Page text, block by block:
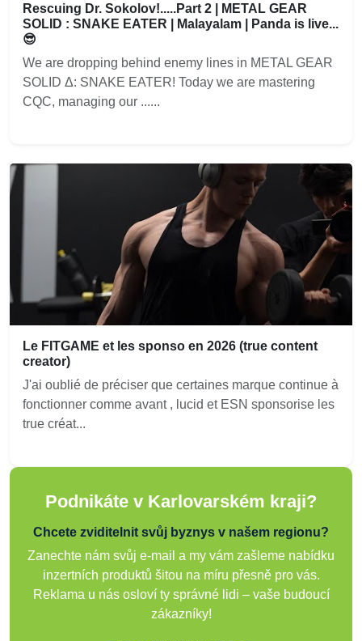
Rescuing Dr. Sokolov!.....Part 2 | METAL GEAR
SOLID : SNAKE EATER | Malayalam | Panda is live...
😎
We are dropping behind enemy lines in METAL GEAR
SOLID Δ: SNAKE EATER! Today we are mastering
CQC, managing our ......
Le FITGAME et les sponso en 2026 (true content
creator)
J'ai oublié de préciser que certaines marque continue à
fonctionner comme avant , lucid et ESN sponsorise les
true créat...
Podnikáte v Karlovarském kraji?
Chcete zviditelnit svůj byznys v našem regionu?
Zanechte nám svůj e-mail a my vám zašleme nabídku
inzertních produktů šitou na míru přesně pro vás.
Reklama u nás osloví ty správné lidi – vaše budoucí
zákazníky!